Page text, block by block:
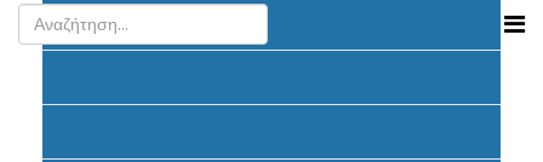
Ανακοινώσεις